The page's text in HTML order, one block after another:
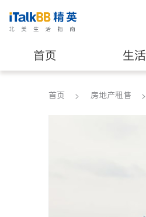
首页 生活
建筑装修
首页 房地产租售